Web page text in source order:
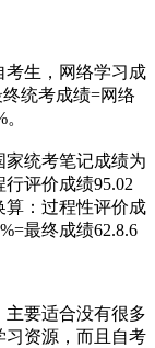
考生，网络学习成
统考成绩=网络
统考笔记成绩为
评价成绩95.02
算：过程性评价成
最终成绩62.8.6
主要适合没有很多
习资源，而且自考